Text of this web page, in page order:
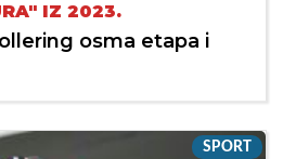
IZ 2023.
osma etapa i
SPORT